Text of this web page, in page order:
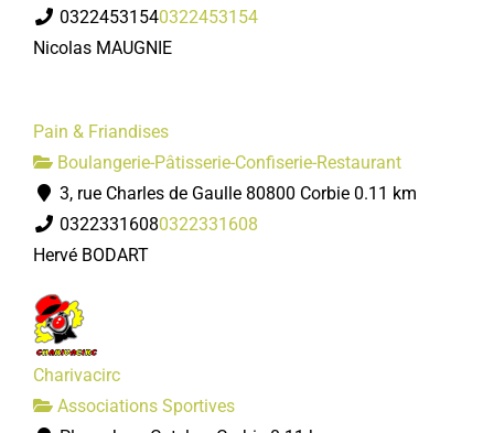
03224531540322453154
Nicolas MAUGNIE
Pain & Friandises
Boulangerie-Pâtisserie-Confiserie-Restaurant
3, rue Charles de Gaulle 80800 Corbie 0.11 km
03223316080322331608
Hervé BODART
Charivacirc
Associations Sportives